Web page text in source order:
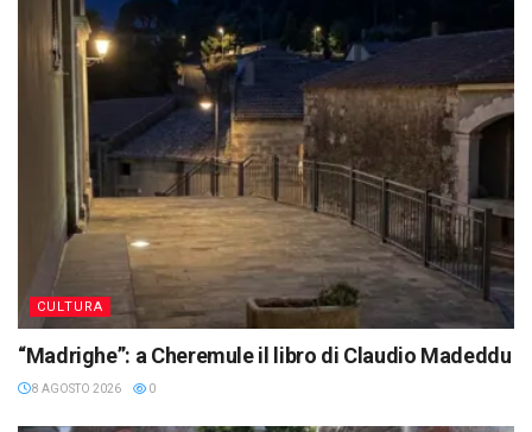
CULTURA
“Madrighe”: a Cheremule il libro di Claudio Madeddu
8 AGOSTO 2026 0